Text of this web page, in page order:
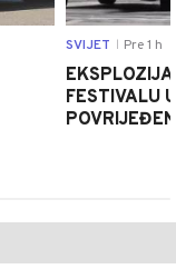
SVIJET Pre 1 h
FESTIVALU